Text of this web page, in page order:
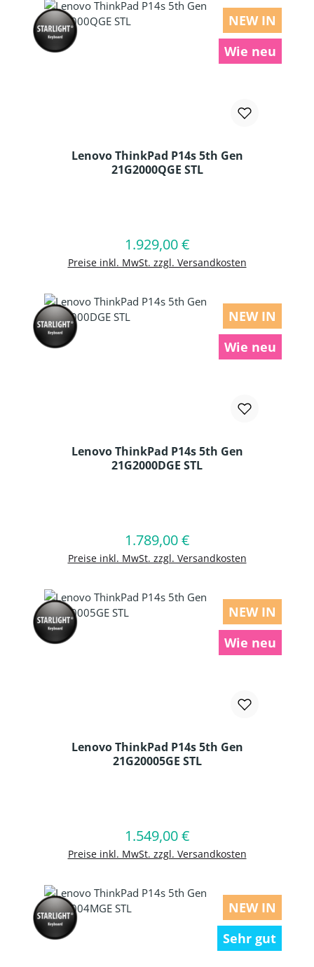
NEW IN
Wie neu
Lenovo ThinkPad P14s 5th Gen
21G2000QGE STL
Regulärer Preis:
1.929,00 €
Preise inkl. MwSt. zzgl. Versandkosten
In den Warenkorb
NEW IN
Wie neu
Lenovo ThinkPad P14s 5th Gen
21G2000DGE STL
Regulärer Preis:
1.789,00 €
Preise inkl. MwSt. zzgl. Versandkosten
In den Warenkorb
NEW IN
Wie neu
Lenovo ThinkPad P14s 5th Gen
21G20005GE STL
Regulärer Preis:
1.549,00 €
Preise inkl. MwSt. zzgl. Versandkosten
In den Warenkorb
NEW IN
Sehr gut